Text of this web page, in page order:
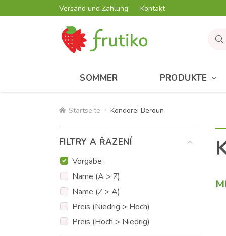
Versand und Zahlung Kontakt
SOMMER PRODUKTE
Startseite Kondorei Beroun
FILTRY A ŘAZENÍ
Vorgabe
Name (A > Z)
Name (Z > A)
Preis (Niedrig > Hoch)
Preis (Hoch > Niedrig)